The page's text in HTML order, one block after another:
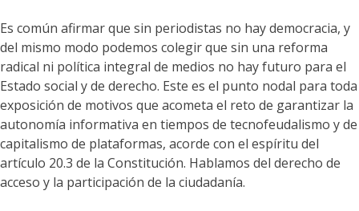
Es común afirmar que sin periodistas no hay democracia, y
del mismo modo podemos colegir que sin una reforma
radical ni política integral de medios no hay futuro para el
Estado social y de derecho. Este es el punto nodal para toda
exposición de motivos que acometa el reto de garantizar la
autonomía informativa en tiempos de tecnofeudalismo y de
capitalismo de plataformas, acorde con el espíritu del
artículo 20.3 de la Constitución. Hablamos del derecho de
acceso y la participación de la ciudadanía.